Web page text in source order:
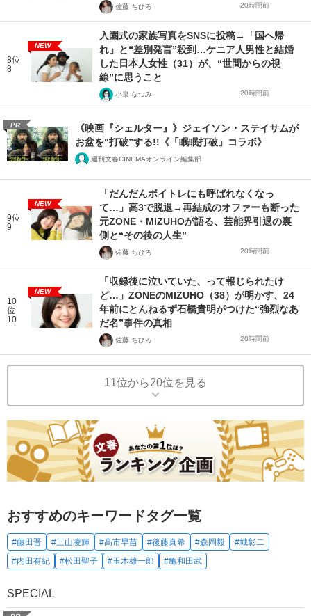
佐藤 ちひろ 20時間前
8位
8
NEW
入園式の家族写真をSNSに投稿→「国へ帰
れ」と“差別発言”殺到…ケニア人男性と結婚
した日本人女性（31）が、“世間からの視
線”に思うこと
小泉 なつみ 20時間前
PR
《映画『シェルター』》ジェイソン・ステイサムが
お盆を“打破”する!!《「眠眠打破」コラボ》
週刊文春CINEMAオンライン編集部
9位
9
NEW
「だんだんボイトレにも呼ばれなくなっ
て…」高3で脱退→再結成のオファーも断った
元ZONE・MIZUHOが語る、芸能界引退の裏
側と“その後の人生”
佐藤 ちひろ 20時間前
10
位
10
NEW
「収録後に泣いていた、って報じられたけ
ど…」ZONEのMIZUHO（38）が明かす、24
年前にとんねるず石橋貴明がつけた“強烈なあ
だ名”事件の真相
佐藤 ちひろ 20時間前
11位から20位を見る
おすすめのキーワードタグ一覧
#藤田晋 #三山凌輝 #高市早苗 #後藤真希 #森岡毅
#城彰二
#内田有紀
#松田聖子 #玉木雄一郎 #亀和田武
SPECIAL